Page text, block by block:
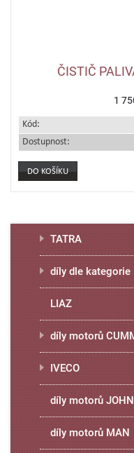
ČISTIČ
1
Kód:
Dostupnost:
TATRA
díly dle kategorie
LIAZ
díly motorů
IVECO
díly motorů JOHN
díly motorů MAN